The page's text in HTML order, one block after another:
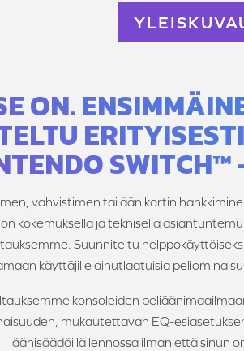
ON.
vahvistimen tai äänikortin
kokemuksella ja teknisellä
Suunniteltu
käyttäjille ainutlaatuisia
konsoleiden
mukautettavan EQ-
äänisäädöillä lennossa ilman että sinun